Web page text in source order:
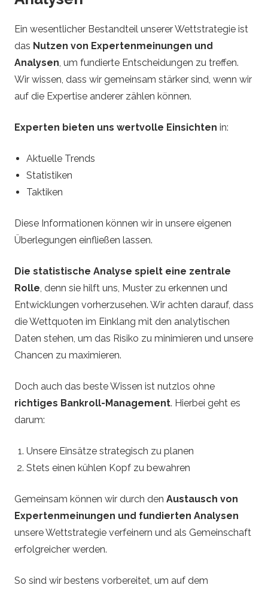
Ein wesentlicher Bestandteil unserer Wettstrategie ist
das Nutzen von Expertenmeinungen und
Analysen, um fundierte Entscheidungen zu treffen.
Wir wissen, dass wir gemeinsam stärker sind, wenn wir
auf die Expertise anderer zählen können.
Experten bieten uns wertvolle Einsichten in:
Aktuelle Trends
Statistiken
Taktiken
Diese Informationen können wir in unsere eigenen
Überlegungen einfließen lassen.
Die statistische Analyse spielt eine zentrale
Rolle, denn sie hilft uns, Muster zu erkennen und
Entwicklungen vorherzusehen. Wir achten darauf, dass
die Wettquoten im Einklang mit den analytischen
Daten stehen, um das Risiko zu minimieren und unsere
Chancen zu maximieren.
Doch auch das beste Wissen ist nutzlos ohne
richtiges Bankroll-Management. Hierbei geht es
darum:
Unsere Einsätze strategisch zu planen
Stets einen kühlen Kopf zu bewahren
Gemeinsam können wir durch den Austausch von
Expertenmeinungen und fundierten Analysen
unsere Wettstrategie verfeinern und als Gemeinschaft
erfolgreicher werden.
So sind wir bestens vorbereitet, um auf dem